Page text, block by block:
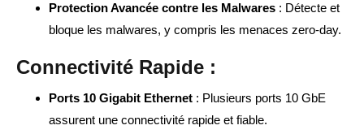
Protection Avancée contre les Malwares : Détecte et
bloque les malwares, y compris les menaces zero-day.
Connectivité Rapide :
Ports 10 Gigabit Ethernet : Plusieurs ports 10 GbE
assurent une connectivité rapide et fiable.